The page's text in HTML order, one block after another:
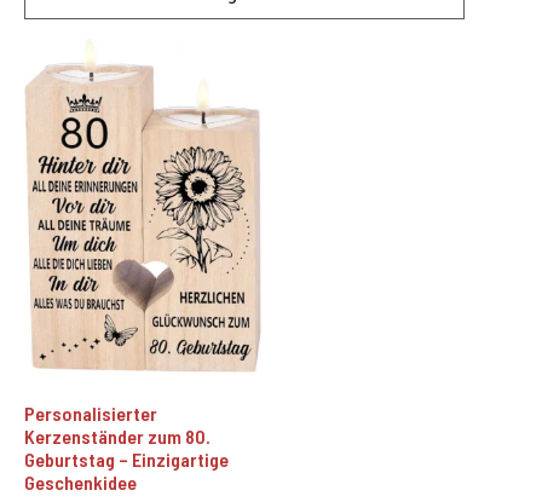
Personalisierter
Kerzenständer zum 80.
Geburtstag – Einzigartige
Geschenkidee